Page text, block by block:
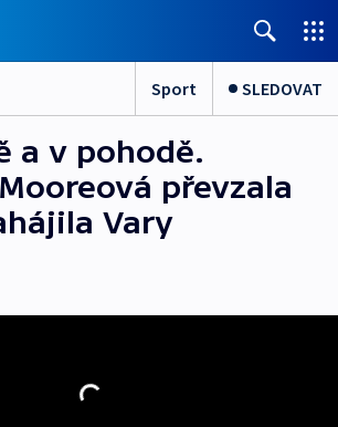
Sport SLEDOVAT
a v pohodě.
převzala
Vary